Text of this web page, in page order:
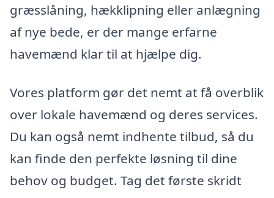
græsslåning, hækklipning eller anlægning
af nye bede, er der mange erfarne
havemænd klar til at hjælpe dig.
Vores platform gør det nemt at få overblik
over lokale havemænd og deres services.
Du kan også nemt indhente tilbud, så du
kan finde den perfekte løsning til dine
behov og budget. Tag det første skridt